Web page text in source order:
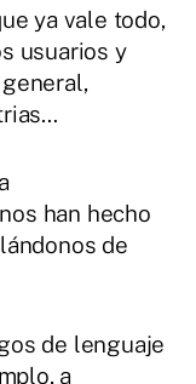
ya vale todo,
usuarios y
han hecho
de
de lenguaje
a